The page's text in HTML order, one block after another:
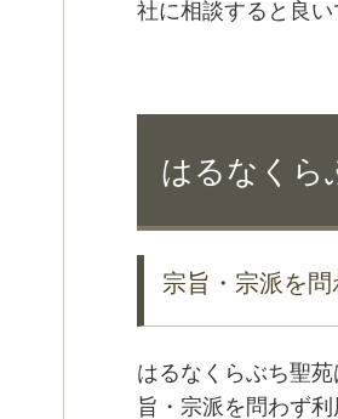
社に相談すると良い
はるなくら
宗旨・宗派を
はるなくらぶち聖
旨・宗派を問わず